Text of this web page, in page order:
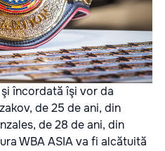
încordată îşi vor da
de 25 de ani, din
de 28 de ani, din
WBA ASIA va fi alcătuită